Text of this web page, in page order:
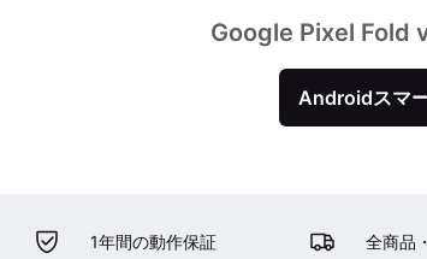
Google Pixel Fold
Androidスマ
1年間の動作保証 全商品